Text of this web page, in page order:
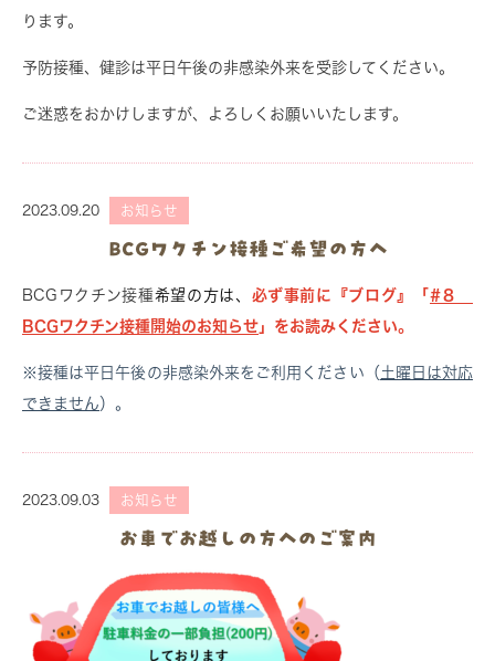
ります。
予防接種、健診は平日午後の非感染外来を受診してください。
ご迷惑をおかけしますが、よろしくお願いいたします。
2023.09.20 お知らせ
BCGワクチン接種ご希望の方へ
BCGワクチン接種希望の方は、 必ず事前に『ブログ』「 #８
BCGワクチン接種開始のお知らせ 」をお読みください。
※接種は平日午後の非感染外来をご利用ください（ 土曜日は対応
できません ）。
2023.09.03 お知らせ
お車でお越しの方へのご案内